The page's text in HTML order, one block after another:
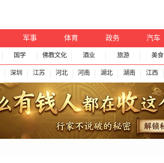
军事 体育 政务 汽车
国学 佛教文化 酒业 旅游 美食
深圳 江苏 河北 河南 湖北 湖南 江西